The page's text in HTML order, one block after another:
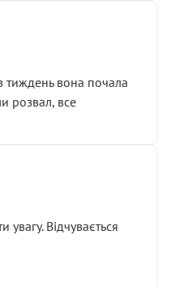
тиждень вона почала
розвал, все
Відчувається